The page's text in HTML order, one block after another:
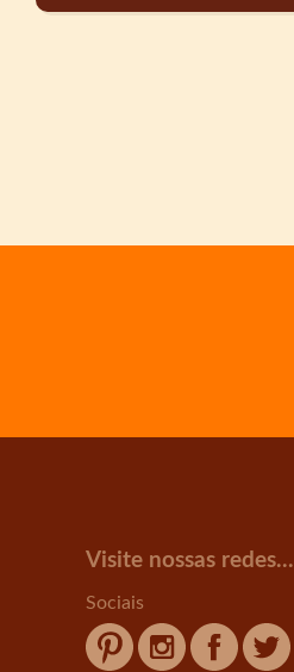
Visite nossas redes...
Sociais